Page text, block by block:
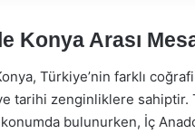
Konya Arası
Türkiye’nin farklı
tarihi zenginliklere sahiptir.
bulunurken, İç